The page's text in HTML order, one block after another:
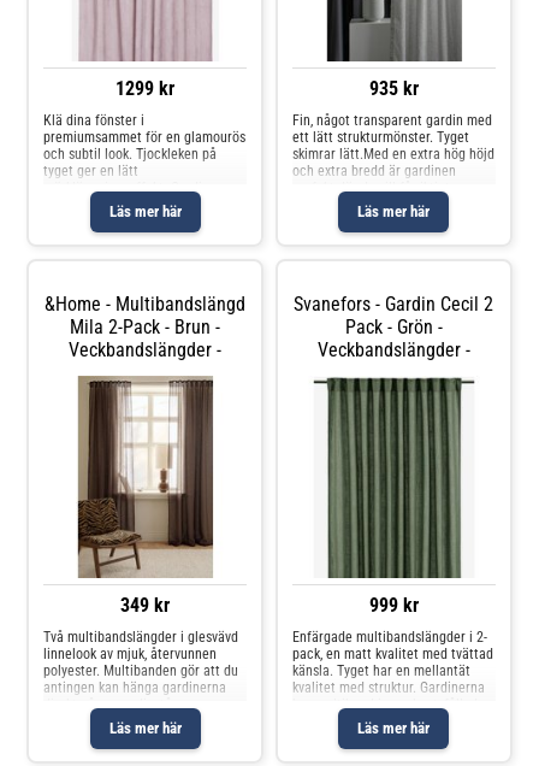
1299 kr
Läs mer här
Klä dina fönster i
premiumsammet för en glamourös
och subtil look. Tjockleken på
tyget ger en lätt
har multiheadtejp upptill, sydda
långsidor och overlocksöm nedtill.
Multiheadtejpen är en flexibel
935 kr
Läs mer här
Fin, något transparent gardin med
ett lätt strukturmönster. Tyget
skimrar lätt.Med en extra hög höjd
och extra bredd är gardinen
hotellkänsla. Gardinen har Hastas
multigardinband, vilket betyder att
du kan sätta upp gar
&Home - Multibandslängd
Mila 2-Pack - Brun -
Veckbandslängder -
349 kr
Läs mer här
Två multibandslängder i glesvävd
linnelook av mjuk, återvunnen
polyester. Multibanden gör att du
antingen kan hänga gardinerna
direkt på en gardinstång genom
de gömda hällorna eller använda
ringar, nålkrokar eller fingerkrokar.
Snören i rynkbandet gö
Svanefors - Gardin Cecil 2
Pack - Grön -
Veckbandslängder -
999 kr
Läs mer här
Enfärgade multibandslängder i 2-
pack, en matt kvalitet med tvättad
känsla. Tyget har en mellantät
kvalitet med struktur. Gardinerna
har multiband i ovankant, fållade
långsidor och overlocksöm i
nederkant. Använd
snabbfållningsband för att få rätt